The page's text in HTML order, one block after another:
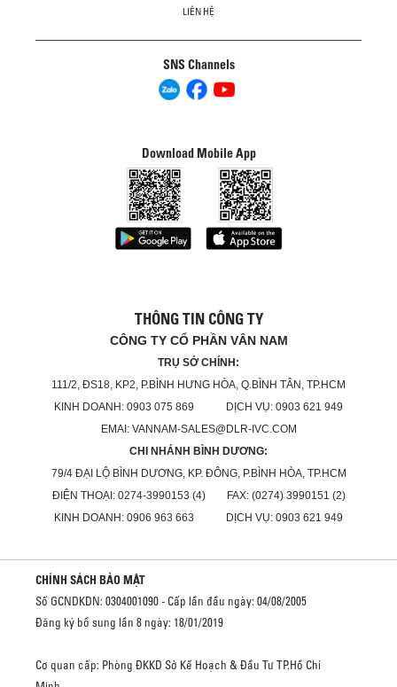
LIÊN HỆ
SNS Channels
Download Mobile App
THÔNG TIN CÔNG TY
CÔNG TY CỔ PHẦN VÂN NAM
TRỤ SỞ CHÍNH:
111/2, ĐS18, KP2, P.BÌNH HƯNG HÒA, Q.BÌNH TÂN, TP.HCM
KINH DOANH: 0903 075 869 DỊCH VỤ: 0903 621 949
EMAI: VANNAM-SALES@DLR-IVC.COM
CHI NHÁNH BÌNH DƯƠNG:
79/4 ĐẠI LỘ BÌNH DƯƠNG, KP. ĐÔNG, P.BÌNH HÒA, TP.HCM
ĐIỆN THOẠI: 0274-3990153 (4) FAX: (0274) 3990151 (2)
KINH DOANH: 0906 963 663 DỊCH VỤ: 0903 621 949
CHÍNH SÁCH BẢO MẬT
Số GCNDKDN: 0304001090 - Cấp lần đầu ngày: 04/08/2005
Đăng ký bổ sung lần 8 ngày: 18/01/2019
Cơ quan cấp: Phòng ĐKKD Sở Kế Hoạch & Đầu Tư TP.Hồ Chí